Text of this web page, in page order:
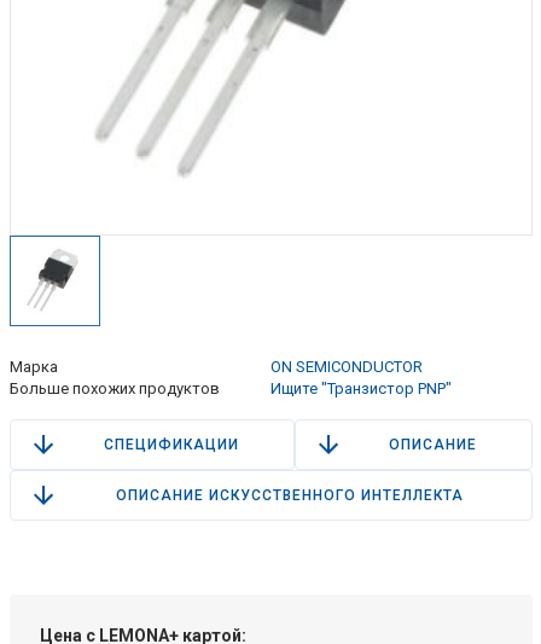
Марка
ON SEMICONDUCTOR
Больше похожих продуктов
Ищите "Транзистор PNP"
СПЕЦИФИКАЦИИ ОПИСАНИЕ
ОПИСАНИЕ ИСКУССТВЕННОГО ИНТЕЛЛЕКТА
Цена с LEMONA+ картой: